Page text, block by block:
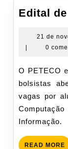
Edital
21 de
0
O PETECO está com edital de seleção de novos
bolsistas
vagas por
Informação.
READ MORE